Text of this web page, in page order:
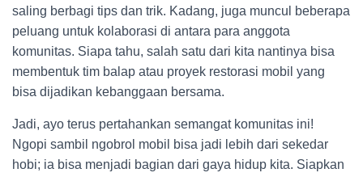
saling berbagi tips dan trik. Kadang, juga muncul beberapa
peluang untuk kolaborasi di antara para anggota
komunitas. Siapa tahu, salah satu dari kita nantinya bisa
membentuk tim balap atau proyek restorasi mobil yang
bisa dijadikan kebanggaan bersama.
Jadi, ayo terus pertahankan semangat komunitas ini!
Ngopi sambil ngobrol mobil bisa jadi lebih dari sekedar
hobi; ia bisa menjadi bagian dari gaya hidup kita. Siapkan